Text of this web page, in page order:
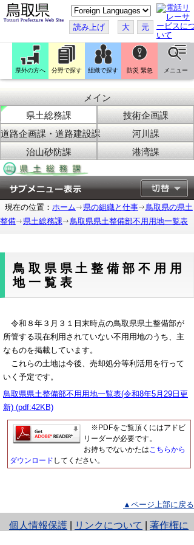
こ
の
ペ
ー
ジ
翻
訳
す
読み上げ 大 元
県外の方へ 分野で探す 組織で探す 防災 緊急 メニュー
メイン
県土総務課
技術企画課
道路企画課・道路建設課
河川課
治山砂防課
港湾課
現在の位置： ホーム 県の組織と仕事
鳥取県の県土
整備
県土総務課 鳥取県県土整備部不用用地一覧表
鳥取県県土整備部不用用
地一覧表
令和８年３月３１日末時点の鳥取県県土整備部が
所管する現在利用されていない不用用地のうち、主
なものを掲載しています。
これらの土地は今後、売却処分等利活用を行って
いく予定です。
鳥取県県土整備部不用用地一覧表(令和8年5月29日更
新) (pdf:42KB)
※PDFをご覧頂くにはアドビ
リーダーが必要です。
お持ちでないかたは こちらから
ダウンロード してください。
▲ページ上部に戻る
個人情報保護
と
リンクについて
著作権に